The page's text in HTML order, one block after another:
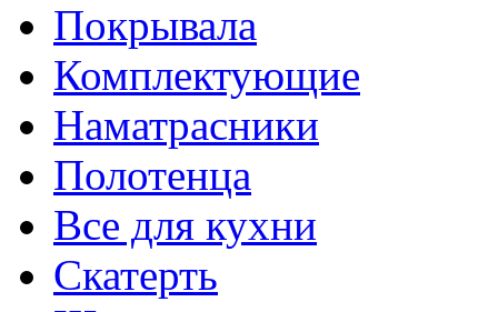
Покрывала
Комплектующие
Наматрасники
Полотенца
Все для кухни
Скатерть